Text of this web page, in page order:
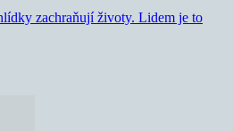
zachraňují životy. Lidem je to